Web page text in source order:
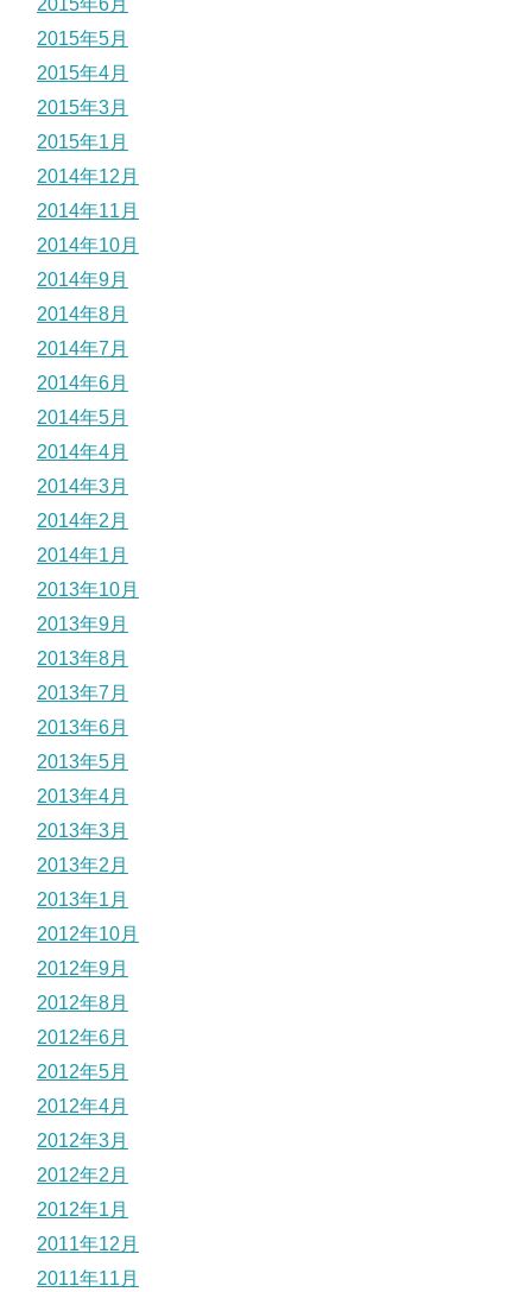
2015年5月
2015年4月
2015年3月
2015年1月
2014年12月
2014年11月
2014年10月
2014年9月
2014年8月
2014年7月
2014年6月
2014年5月
2014年4月
2014年3月
2014年2月
2014年1月
2013年10月
2013年9月
2013年8月
2013年7月
2013年6月
2013年5月
2013年4月
2013年3月
2013年2月
2013年1月
2012年10月
2012年9月
2012年8月
2012年6月
2012年5月
2012年4月
2012年3月
2012年2月
2012年1月
2011年12月
2011年11月